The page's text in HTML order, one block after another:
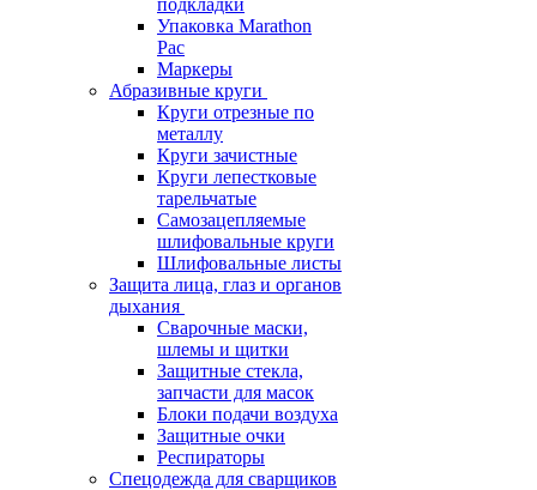
подкладки
Упаковка Marathon
Pac
Маркеры
Абразивные круги
Круги отрезные по
металлу
Круги зачистные
Круги лепестковые
тарельчатые
Самозацепляемые
шлифовальные круги
Шлифовальные листы
Защита лица, глаз и органов
дыхания
Сварочные маски,
шлемы и щитки
Защитные стекла,
запчасти для масок
Блоки подачи воздуха
Защитные очки
Респираторы
Спецодежда для сварщиков